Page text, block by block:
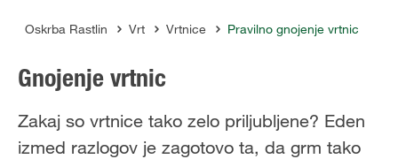
Oskrba Rastlin Vrt Vrtnice Pravilno gnojenje vrtnic
Gnojenje vrtnic
Zakaj so vrtnice tako zelo priljubljene? Eden
izmed razlogov je zagotovo ta, da grm tako